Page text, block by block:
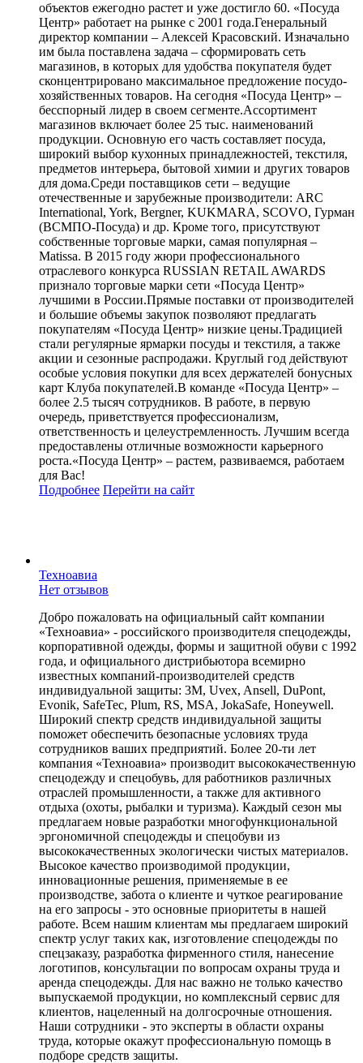
объектов ежегодно растет и уже достигло 60. «Посуда
Центр» работает на рынке с 2001 года.Генеральный
директор компании – Алексей Красовский. Изначально
им была поставлена задача – сформировать сеть
магазинов, в которых для удобства покупателя будет
сконцентрировано максимальное предложение посудо-
хозяйственных товаров. На сегодня «Посуда Центр» –
бесспорный лидер в своем сегменте.Ассортимент
магазинов включает более 25 тыс. наименований
продукции. Основную его часть составляет посуда,
широкий выбор кухонных принадлежностей, текстиля,
предметов интерьера, бытовой химии и других товаров
для дома.Среди поставщиков сети – ведущие
отечественные и зарубежные производители: ARC
International, York, Bergner, KUKMARA, SCOVO, Гурман
(ВСМПО-Посуда) и др. Кроме того, присутствуют
собственные торговые марки, самая популярная –
Matissa. В 2015 году жюри профессионального
отраслевого конкурса RUSSIAN RETAIL AWARDS
признало торговые марки сети «Посуда Центр»
лучшими в России.Прямые поставки от производителей
и большие объемы закупок позволяют предлагать
покупателям «Посуда Центр» низкие цены.Традицией
стали регулярные ярмарки посуды и текстиля, а также
акции и сезонные распродажи. Круглый год действуют
особые условия покупки для всех держателей бонусных
карт Клуба покупателей.В команде «Посуда Центр» –
более 2.5 тысяч сотрудников. В работе, в первую
очередь, приветствуется профессионализм,
ответственность и целеустремленность. Лучшим всегда
предоставлены отличные возможности карьерного
роста.«Посуда Центр» – растем, развиваемся, работаем
для Вас!
Подробнее Перейти на сайт
Техноавиа
Нет отзывов
Добро пожаловать на официальный сайт компании
«Техноавиа» - российского производителя спецодежды,
корпоративной одежды, формы и защитной обуви с 1992
года, и официального дистрибьютора всемирно
известных компаний-производителей средств
индивидуальной защиты: 3М, Uvex, Ansell, DuPont,
Evonik, SafeTec, Plum, RS, MSA, JokaSafe, Honeywell.
Широкий спектр средств индивидуальной защиты
поможет обеспечить безопасные условиях труда
сотрудников ваших предприятий. Более 20-ти лет
компания «Техноавиа» производит высококачественную
спецодежду и спецобувь, для работников различных
отраслей промышленности, а также для активного
отдыха (охоты, рыбалки и туризма). Каждый сезон мы
предлагаем новые разработки многофункциональной
эргономичной спецодежды и спецобуви из
высококачественных экологически чистых материалов.
Высокое качество производимой продукции,
инновационные решения, применяемые в ее
производстве, забота о клиенте и чуткое реагирование
на его запросы - это основные приоритеты в нашей
работе. Всем нашим клиентам мы предлагаем широкий
спектр услуг таких как, изготовление спецодежды по
спецзаказу, разработка фирменного стиля, нанесение
логотипов, консультации по вопросам охраны труда и
аренда спецодежды. Для нас важно не только качество
выпускаемой продукции, но комплексный сервис для
клиентов, нацеленный на долгосрочные отношения.
Наши сотрудники - это эксперты в области охраны
труда, которые окажут профессиональную помощь в
подборе средств защиты.